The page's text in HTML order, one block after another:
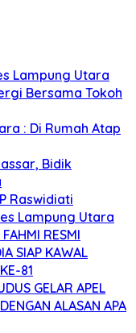
Lampung Utara
Bersama Tokoh
: Di Rumah Atap
Bidik
Raswidiati
Lampung Utara
RESMI
SIAP KAWAL
81
GELAR APEL
ALASAN APA